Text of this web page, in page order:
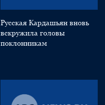
Русская Кардашьян вновь
вскружила головы
поклонникам